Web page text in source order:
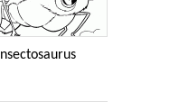
Insectosaurus